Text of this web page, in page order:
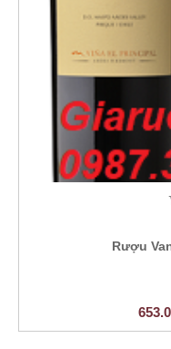
Rượu